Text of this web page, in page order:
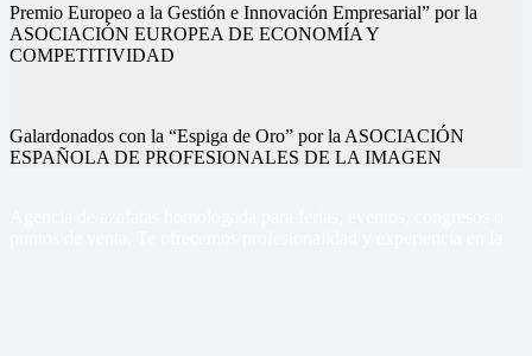
Premio Europeo a la Gestión e Innovación Empresarial” por la
ASOCIACIÓN EUROPEA DE ECONOMÍA Y
COMPETITIVIDAD
Galardonados con la “Espiga de Oro” por la ASOCIACIÓN
ESPAÑOLA DE PROFESIONALES DE LA IMAGEN